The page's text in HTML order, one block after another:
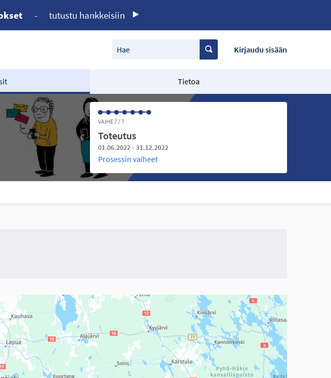
- tutustu hankkeisiin
Hae Kirjaudu sisään
Tietoa
VAIHE 7 / 7
Toteutus
01.06.2022 - 31.12.2022
Prosessin vaiheet
voi käyttää ruudunlukijalla, mutta se voi olla vaikeaselkoinen.